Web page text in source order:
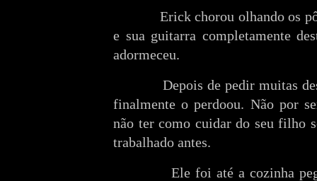
Erick chorou olhando os
e sua guitarra completamente
adormeceu.
Depois de pedir muitas
finalmente o perdoou. Não por
não ter como cuidar do seu filho
trabalhado antes.
Ele foi até a cozinha